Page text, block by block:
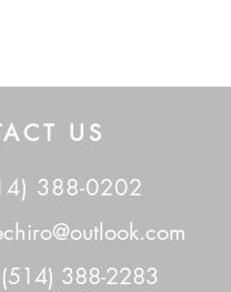
US
388-0202
388-2283